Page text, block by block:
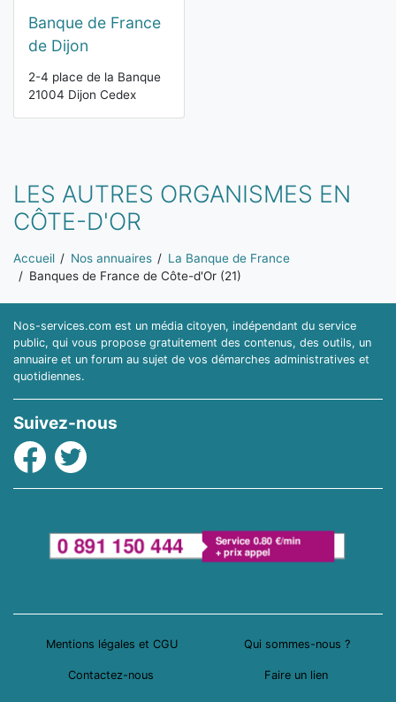
Banque de France
de Dijon
2-4 place de la Banque
21004 Dijon Cedex
LES AUTRES ORGANISMES EN
CÔTE-D'OR
Vous êtes ici:
Accueil Nos annuaires
La Banque de France
Banques de France de Côte-d'Or (21)
Nos-services.com est un média citoyen, indépendant du service
public, qui vous propose gratuitement des contenus, des outils, un
annuaire et un forum au sujet de vos démarches administratives et
quotidiennes.
Suivez-nous
Facebook
Twitter
Mentions légales et CGU Qui sommes-nous ?
Contactez-nous Faire un lien